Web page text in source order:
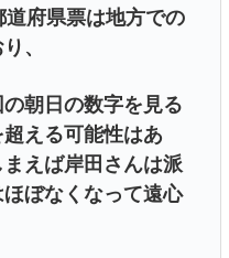
府県票は地方での
、
の朝日の数字を見る
える可能性はあ
えば岸田さんは派
ぼなくなって遠心